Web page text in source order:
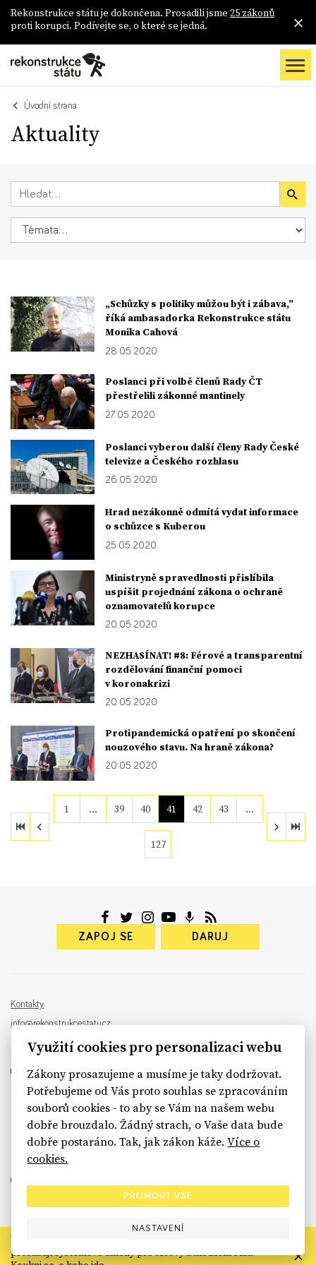
Rekonstrukce státu je dokončena. Prosadili jsme 25 zákonů
proti korupci. Podívejte se, o které se jedná.
Úvodní strana
Aktuality
„Schůzky s politiky můžou být i zábava,”
říká ambasadorka Rekonstrukce státu
Monika Cahová
28. 05. 2020
Poslanci při volbě členů Rady ČT
přestřelili zákonné mantinely
27. 05. 2020
Poslanci vyberou další členy Rady České
televize a Českého rozhlasu
26. 05. 2020
Hrad nezákonně odmítá vydat informace
o schůzce s Kuberou
25. 05. 2020
Ministryně spravedlnosti přislíbila
uspíšit projednání zákona o ochraně
oznamovatelů korupce
20. 05. 2020
NEZHASÍNAT! #8: Férové a transparentní
rozdělování finanční pomoci
v koronakrizi
20. 05. 2020
Protipandemická opatření po skončení
nouzového stavu. Na hraně zákona?
20. 05. 2020
1 … 39 40 41 42 43 …
127
ZAPOJ SE DARUJ
Kontakty
info@rekonstrukcestatu.cz
Návrh a vývoj: Sinfin , ilustrace:
sinfin.digital
Rekonstrukce státu končí. Její členské organizace však dál
prosazují systémové změny pro férový a moderní stát.
Využití cookies pro personalizaci webu
Zákony prosazujeme a musíme je taky dodržovat.
Potřebujeme od Vás proto souhlas se zpracováním
souborů cookies - to aby se Vám na našem webu
dobře brouzdalo. Žádný strach, o Vaše data bude
dobře postaráno. Tak, jak zákon káže.Více o
cookies.
PŘIJMOUT VŠE
NASTAVENÍ